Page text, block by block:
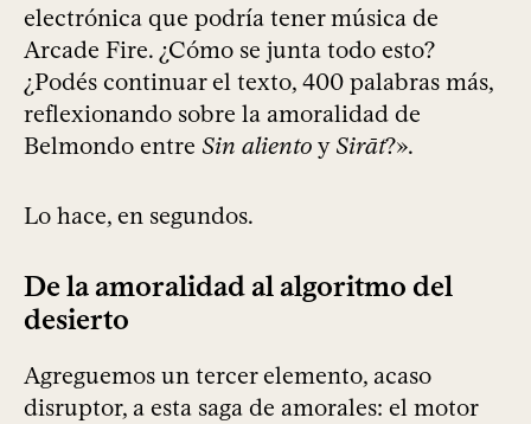
electrónica que podría tener música de
Arcade Fire. ¿Cómo se junta todo esto?
¿Podés continuar el texto, 400 palabras más,
reflexionando sobre la amoralidad de
Belmondo entre Sin aliento y Sirāt?».
Lo hace, en segundos.
De la amoralidad al algoritmo del
desierto
Agreguemos un tercer elemento, acaso
disruptor, a esta saga de amorales: el motor